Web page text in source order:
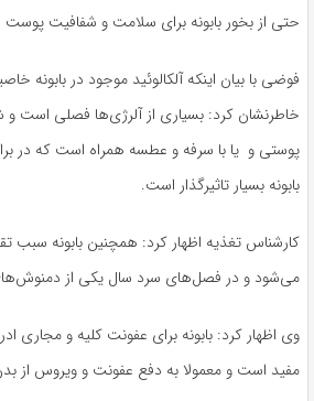
حتی از بخور بابونە برای سلامت و شفافیت
فوضی با بیان اینکە آلکالوئید موجود در بابونە
خاطرنشان کرد: بسیاری از آلرژی‌ها فصلی است و
پوستی و یا با سرفە و عطسە همراە است کە در
بابونە بسیار تاثیرگذار است.
کارشناس تغذیە اظهار کرد: همچنین بابونە سبب
می‌شود و در فصل‌های سرد سال یکی از
وی اظهار کرد: بابونە برای عفونت کلیە و مجاری
مفید است و معمولا بە دفع عفونت و ویروس از